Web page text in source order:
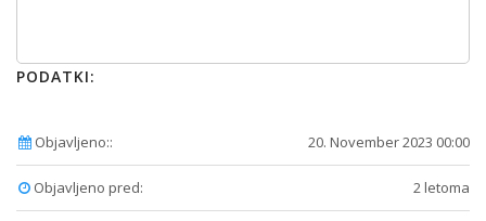
PODATKI:
Objavljeno:: 20. November 2023 00:00
Objavljeno pred: 2 letoma